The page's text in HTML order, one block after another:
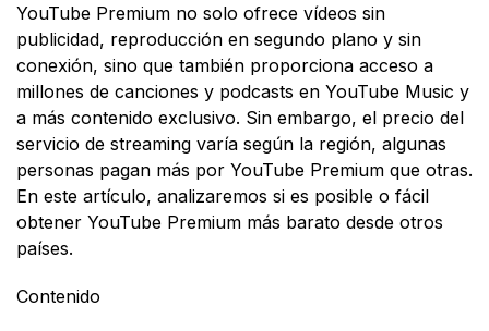
YouTube Premium no solo ofrece vídeos sin
publicidad, reproducción en segundo plano y sin
conexión, sino que también proporciona acceso a
millones de canciones y podcasts en YouTube Music y
a más contenido exclusivo. Sin embargo, el precio del
servicio de streaming varía según la región, algunas
personas pagan más por YouTube Premium que otras.
En este artículo, analizaremos si es posible o fácil
obtener YouTube Premium más barato desde otros
países.
Contenido